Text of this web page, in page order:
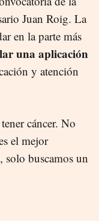
Juan Roig. La
en la parte más
una aplicación
y atención
cáncer. No
el mejor
solo buscamos un